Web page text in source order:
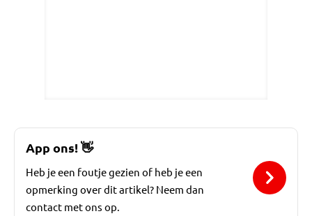
App ons!👋
Heb je een foutje gezien of heb je een
opmerking over dit artikel? Neem dan
contact met ons op.